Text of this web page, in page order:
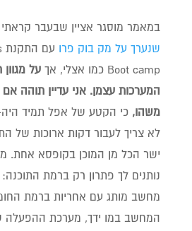
במאמר מוסגר אציין שבעבר
שנערך על מק בוק פרו
Boot camp כמו אצלי, אך
על
המערכות עצמן. אני עדיין תוהה
משהו,
לא צריך לעבור דקות ארוכות של
ישר הכל מן המוכן בקופסא אחת.
נותנים לך פתרון רק ברמת
מחשב מותג עם אחריות ברמת
המחשב במו ידך, מערכת ההפעלה